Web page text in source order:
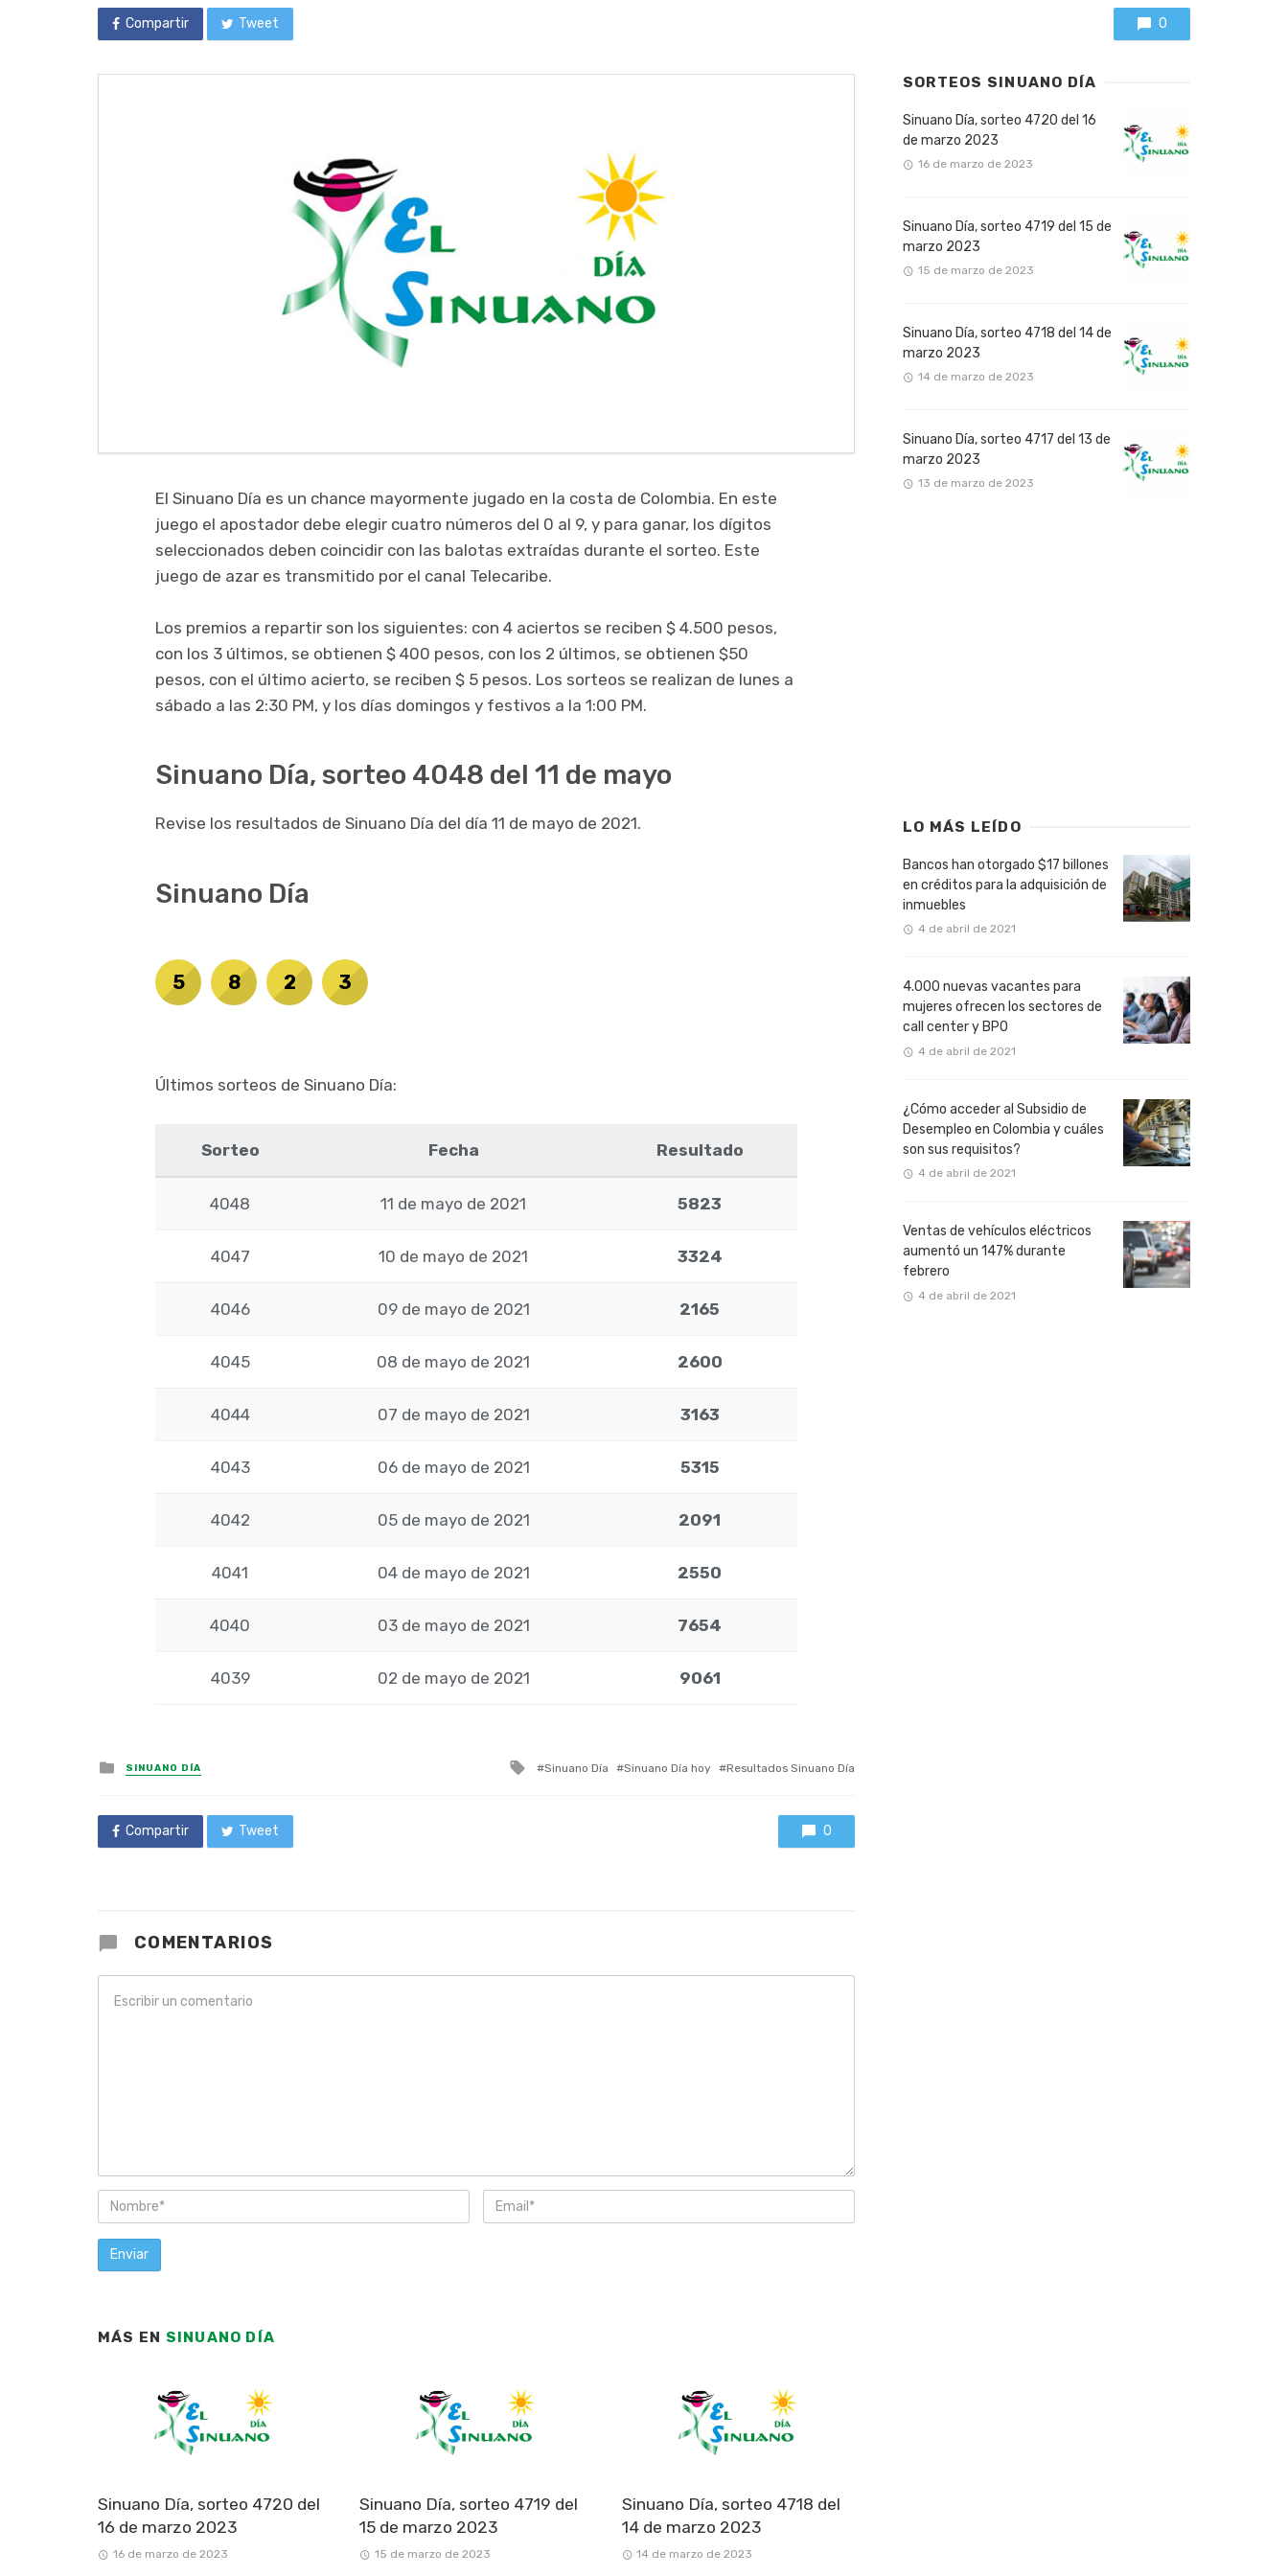
Compartir Tweet 0
El Sinuano Día es un chance mayormente jugado en la costa de Colombia. En este
juego el apostador debe elegir cuatro números del 0 al 9, y para ganar, los dígitos
seleccionados deben coincidir con las balotas extraídas durante el sorteo. Este
juego de azar es transmitido por el canal Telecaribe.
Los premios a repartir son los siguientes: con 4 aciertos se reciben $ 4.500 pesos,
con los 3 últimos, se obtienen $ 400 pesos, con los 2 últimos, se obtienen $50
pesos, con el último acierto, se reciben $ 5 pesos. Los sorteos se realizan de lunes a
sábado a las 2:30 PM, y los días domingos y festivos a la 1:00 PM.
Sinuano Día, sorteo 4048 del 11 de mayo
Revise los resultados de Sinuano Día del día 11 de mayo de 2021.
Sinuano Día
5 8 2 3
Últimos sorteos de Sinuano Día:
Sorteo Fecha Resultado
4048 11 de mayo de 2021 5823
4047 10 de mayo de 2021 3324
4046 09 de mayo de 2021 2165
4045 08 de mayo de 2021 2600
4044 07 de mayo de 2021 3163
4043 06 de mayo de 2021 5315
4042 05 de mayo de 2021 2091
4041 04 de mayo de 2021 2550
4040 03 de mayo de 2021 7654
4039 02 de mayo de 2021 9061
Posted
in
SINUANO DÍA
Tagged
Sinuano Día Sinuano Día hoy Resultados Sinuano Día
Compartir Tweet 0
COMENTARIOS
MÁS EN SINUANO DÍA
Sinuano Día, sorteo 4720 del
16 de marzo 2023
16 de marzo de 2023
Sinuano Día, sorteo 4719 del
15 de marzo 2023
15 de marzo de 2023
Sinuano Día, sorteo 4718 del
14 de marzo 2023
14 de marzo de 2023
SORTEOS SINUANO DÍA
Sinuano Día, sorteo 4720 del 16
de marzo 2023
16 de marzo de 2023
Sinuano Día, sorteo 4719 del 15 de
marzo 2023
15 de marzo de 2023
Sinuano Día, sorteo 4718 del 14 de
marzo 2023
14 de marzo de 2023
Sinuano Día, sorteo 4717 del 13 de
marzo 2023
13 de marzo de 2023
LO MÁS LEÍDO
Bancos han otorgado $17 billones
en créditos para la adquisición de
inmuebles
4 de abril de 2021
4.000 nuevas vacantes para
mujeres ofrecen los sectores de
call center y BPO
4 de abril de 2021
¿Cómo acceder al Subsidio de
Desempleo en Colombia y cuáles
son sus requisitos?
4 de abril de 2021
Ventas de vehículos eléctricos
aumentó un 147% durante
febrero
4 de abril de 2021